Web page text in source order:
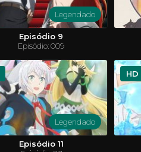
Legendado
Episódio 9
Episódio: 009
Legendado
Episódio 11
HD
tornar
a
das
Yu-Gi-Oh! S1
O jovem estudante do
derrota o campeão mundial,
duelo de cartas com a
inesperada, Yugi se torna
mundo e passa a participar
salvar os amigos e a família.
AVENTURA
FANTASIA
FICÇÃO CIENTÍFICA